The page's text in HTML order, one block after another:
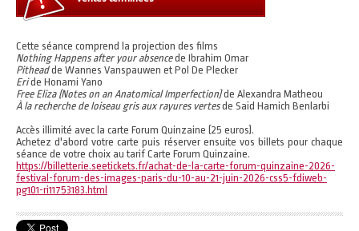
Cette séance comprend la projection des films
Nothing Happens after your absencede Ibrahim Omar
Pitheadde Wannes Vanspauwen et Pol De Plecker
Eride Honami Yano
Free Eliza (Notes on an Anatomical Imperfection)de Alexandra Matheou
À la recherche de loiseau gris aux rayures vertesde Saïd Hamich Benlarbi
Accès illimité avec la carte Forum Quinzaine (25 euros).
Achetez d'abord votre carte puis réserver ensuite vos billets pour chaque
séance de votre choix au tarif Carte Forum Quinzaine.
https://billetterie.seetickets.fr/achat-de-la-carte-forum-quinzaine-2026-
festival-forum-des-images-paris-du-10-au-21-juin-2026-css5-fdiweb-
pg101-ri11753183.html